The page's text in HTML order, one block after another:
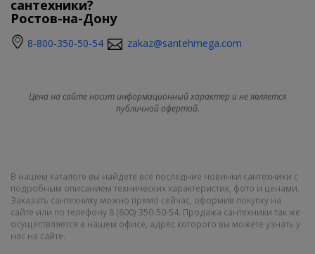
сантехники?
Ростов-на-Дону
8-800-350-50-54 zakaz@santehmega.com
Цена на сайте носит информационный характер и не является
публичной офертой.
В нашем каталоге вы найдете все последние новинки сантехники с
подробным описанием технических характеристик, фото и ценами.
Заказать сантехнику можно прямо сейчас, оформив покупку на
сайте или по телефону 8 (800) 350-50-54. Продажа сантехники так же
осуществляется в нашем офисе, адрес которого вы можете узнать у
нас на сайте.